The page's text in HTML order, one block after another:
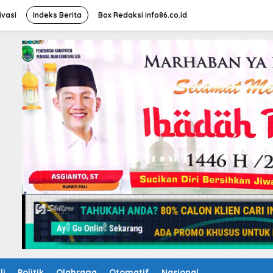
Indeks Berita Box Redaksi info86.co.id